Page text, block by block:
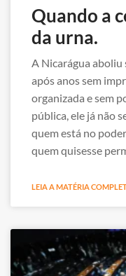
Quando a
da urna.
A Nicarágua aboliu
após anos sem
organizada e sem
pública, ele já não
quem está no
quem quisesse
LEIA A MATÉRIA